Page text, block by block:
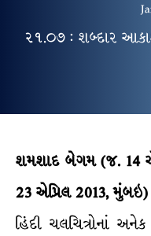
૨૧.૦૭ : શબ્દાર
શમશાદ બેગમ(જ. 14
23 એપ્રિલ 2013, મુંબઇ
હિંદી ચલચિત્રોનાં અનેક